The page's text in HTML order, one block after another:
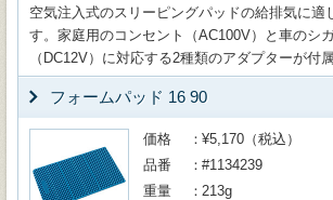
空気注入式のスリーピングパッドの給排気に適
す。家庭用のコンセント（AC100V）と車のシ
（DC12V）に対応する2種類のアダプターが付
フォームパッド 16 90
価格
¥5,170（税込）
品番
#1134239
重量
213g